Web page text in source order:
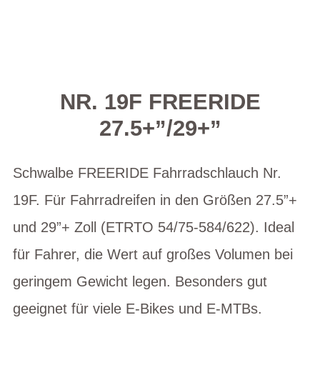
NR. 19F FREERIDE
27.5+”/29+”
Schwalbe FREERIDE Fahrradschlauch Nr.
19F. Für Fahrradreifen in den Größen 27.5”+
und 29”+ Zoll (ETRTO 54/75-584/622). Ideal
für Fahrer, die Wert auf großes Volumen bei
geringem Gewicht legen. Besonders gut
geeignet für viele E-Bikes und E-MTBs.